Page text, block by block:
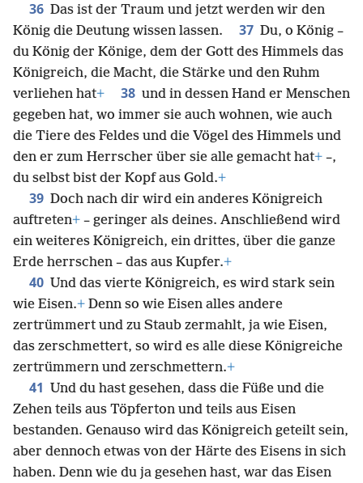
36 Das ist der Traum und jetzt werden wir den
König die Deutung wissen lassen.
37 Du, o König –
du König der Könige, dem der Gott des Himmels das
Königreich, die Macht, die Stärke und den Ruhm
verliehen hat+ 38 und in dessen Hand er Menschen
gegeben hat, wo immer sie auch wohnen, wie auch
die Tiere des Feldes und die Vögel des Himmels und
den er zum Herrscher über sie alle gemacht hat+ –,
du selbst bist der Kopf aus Gold.+
39 Doch nach dir wird ein anderes Königreich
auftreten+ – geringer als deines. Anschließend wird
ein weiteres Königreich, ein drittes, über die ganze
Erde herrschen – das aus Kupfer.+
40 Und das vierte Königreich, es wird stark sein
wie Eisen.+ Denn so wie Eisen alles andere
zertrümmert und zu Staub zermahlt, ja wie Eisen,
das zerschmettert, so wird es alle diese Königreiche
zertrümmern und zerschmettern.+
41 Und du hast gesehen, dass die Füße und die
Zehen teils aus Töpferton und teils aus Eisen
bestanden. Genauso wird das Königreich geteilt sein,
aber dennoch etwas von der Härte des Eisens in sich
haben. Denn wie du ja gesehen hast, war das Eisen